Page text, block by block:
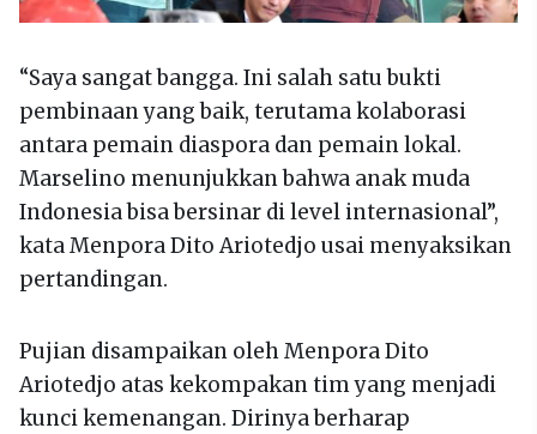
“Saya sangat bangga. Ini salah satu bukti
pembinaan yang baik, terutama kolaborasi
antara pemain diaspora dan pemain lokal.
Marselino menunjukkan bahwa anak muda
Indonesia bisa bersinar di level internasional”,
kata Menpora Dito Ariotedjo usai menyaksikan
pertandingan.
Pujian disampaikan oleh Menpora Dito
Ariotedjo atas kekompakan tim yang menjadi
kunci kemenangan. Dirinya berharap